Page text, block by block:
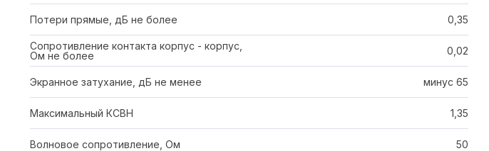
Потери прямые, дБ не более 0,35
Сопротивление контакта корпус - корпус,
Ом не более
0,02
Экранное затухание, дБ не менее минус 65
Максимальный КСВН 1,35
Волновое сопротивление, Ом 50